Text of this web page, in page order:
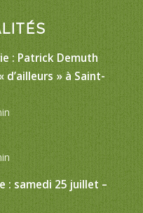
: Patrick Demuth
d’ailleurs » à Saint-
: samedi 25 juillet –